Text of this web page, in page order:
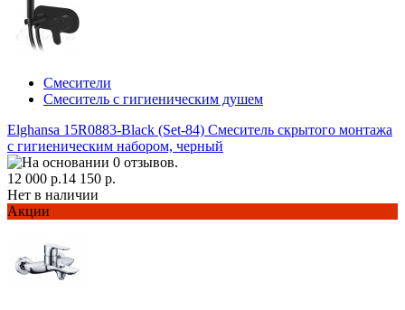
Смесители
Смеситель с гигиеническим душем
Elghansa 15R0883-Black (Set-84) Смеситель скрытого монтажа
с гигиеническим набором, черный
12 000 р.14 150 р.
Нет в наличии
Акции